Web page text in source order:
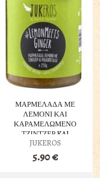
ΜΑΡΜΕΛΑΔΑ ΜΕ
ΛΕΜΟΝΙ ΚΑΙ
ΚΑΡΑΜΕΛΩΜΕΝΟ
ΤΖΙΝΤΖΕΡ KAI
ΡΟΔΟΠΕΤΑΛΑ 250GR
JUKEROS
5.90€